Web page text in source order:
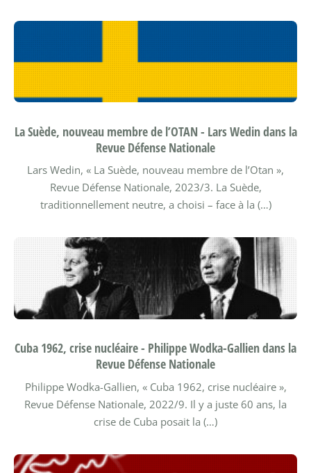
La Suède, nouveau membre de l’OTAN - Lars Wedin dans la
Revue Défense Nationale
Lars Wedin, « La Suède, nouveau membre de l’Otan »,
Revue Défense Nationale, 2023/3. La Suède,
traditionnellement neutre, a choisi – face à la (…)
Cuba 1962, crise nucléaire - Philippe Wodka-Gallien dans la
Revue Défense Nationale
Philippe Wodka-Gallien, « Cuba 1962, crise nucléaire »,
Revue Défense Nationale, 2022/9. Il y a juste 60 ans, la
crise de Cuba posait la (…)